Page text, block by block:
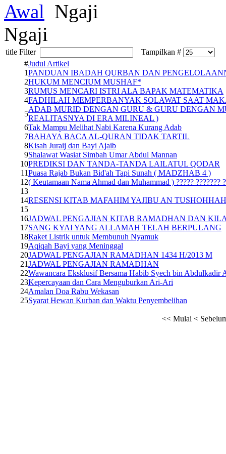
Awal Ngaji
Ngaji
title Filter
Tampilkan #
#Judul Artikel
1PANDUAN IBADAH QURBAN DAN
2HUKUM MENCIUM MUSHAF*
3RUMUS MENCARI ISTRI ALA BAPAK MATEMATIKA
4FADHILAH MEMPERBANYAK SOLAWAT SAAT
5
ADAB MURID DENGAN GURU & GURU DENGAN
REALITASNYA DI ERA MILINEAL )
6Tak Mampu Melihat Nabi Karena Kurang Adab
7BAHAYA BACA AL-QURAN TIDAK TARTIL
8Kisah Juraij dan Bayi Ajaib
9Shalawat Wasiat Simbah Umar Abdul Mannan
10PREDIKSI DAN TANDA-TANDA LAILATUL QODAR
11Puasa Rajab Bukan Bid'ah Tapi Sunah ( MADZHAB 4 )
12( Keutamaan Nama Ahmad dan Muhammad ) ????? ???????
13
14RESENSI KITAB MAFAHIM YAJIBU AN TUSHOHHAH
15
16JADWAL PENGAJIAN KITAB RAMADHAN DAN
17SANG KYAI YANG ALLAMAH TELAH BERPULANG
18Raket Listrik untuk Membunuh Nyamuk
19Aqiqah Bayi yang Meninggal
20JADWAL PENGAJIAN RAMADHAN 1434 H/2013 M
21JADWAL PENGAJIAN RAMADHAN
22Wawancara Eksklusif Bersama Habib Syech bin Abdulkadir
23Kepercayaan dan Cara Menguburkan Ari-Ari
24Amalan Doa Rabu Wekasan
25Syarat Hewan Kurban dan Waktu Penyembelihan
<< Mulai <